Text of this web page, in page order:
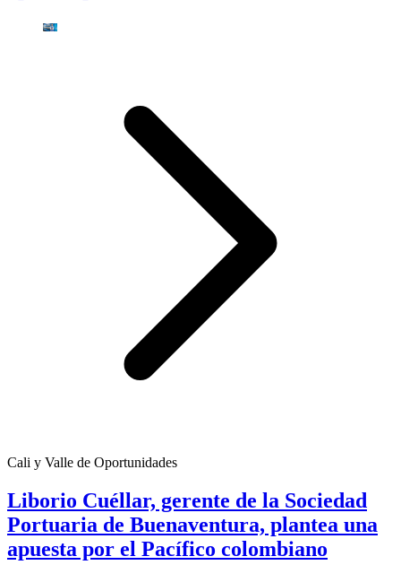
Cali y Valle de Oportunidades
Liborio Cuéllar, gerente de la Sociedad
Portuaria de Buenaventura, plantea una
apuesta por el Pacífico colombiano